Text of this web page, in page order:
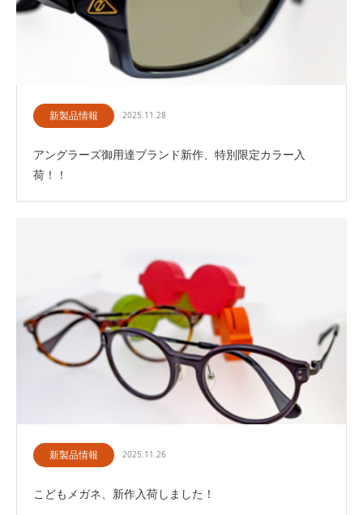
新製品情報 2025.11.28
アングラーズ御用達ブランド新作、特別限定カラー入
荷！！
新製品情報 2025.11.26
こどもメガネ、新作入荷しました！